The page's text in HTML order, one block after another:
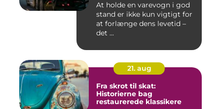
At holde en varevogn i god
stand er ikke kun vigtigt for
at forlænge dens levetid –
det ...
21. aug
Fra skrot til skat:
Historierne bag
restaurerede klassikere